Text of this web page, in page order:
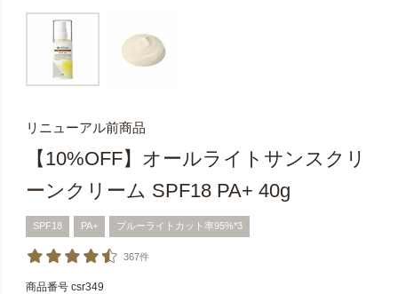
リニューアル前商品
【10%OFF】オールライトサンスクリ
ーンクリーム SPF18 PA+ 40g
SPF18 PA+ ブルーライトカット率95%*3
367件
商品番号 csr349